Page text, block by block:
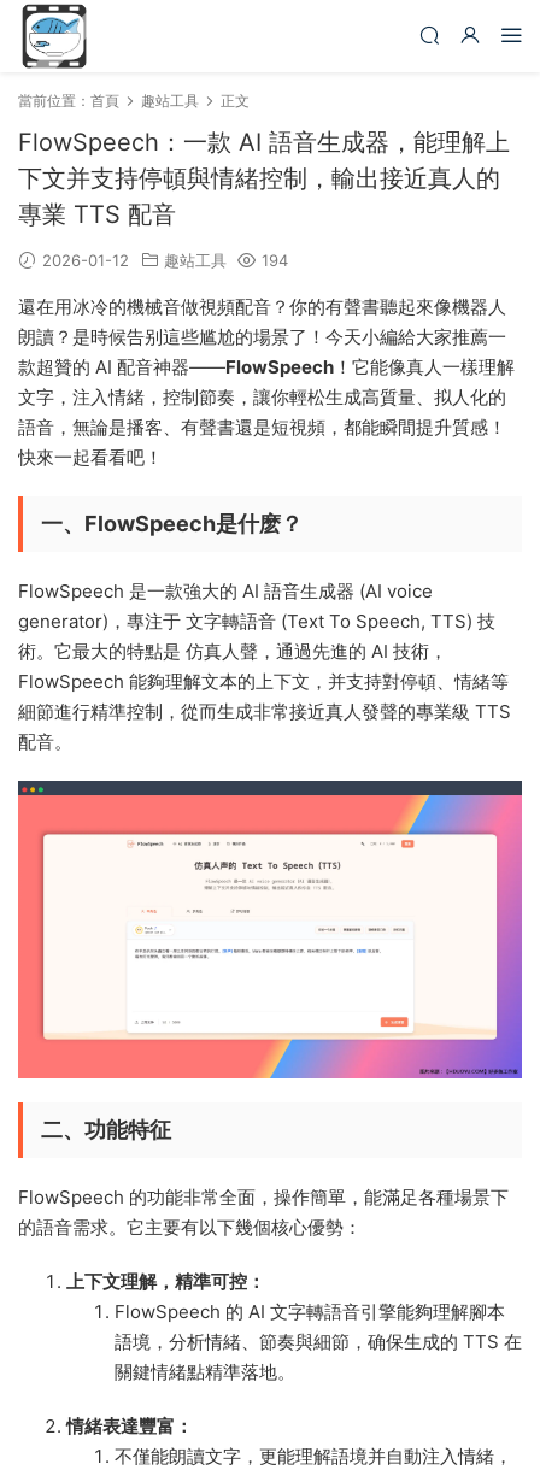
當前位置： 首頁 趣站工具 正文
FlowSpeech：一款 AI 語音生成器，能理解上
下文并支持停頓與情緒控制，輸出接近真人的
專業 TTS 配音
2026-01-12 趣站工具 194
還在用冰冷的機械音做視頻配音？你的有聲書聽起來像機器人
朗讀？是時候告别這些尴尬的場景了！今天小編給大家推薦一
款超贊的 AI 配音神器——FlowSpeech ！它能像真人一樣理解
文字，注入情緒，控制節奏，讓你輕松生成高質量、拟人化的
語音，無論是播客、有聲書還是短視頻，都能瞬間提升質感！
快來一起看看吧！
一、FlowSpeech是什麽？
FlowSpeech 是一款強大的 AI 語音生成器 (AI voice
generator)，專注于 文字轉語音 (Text To Speech, TTS) 技
術。它最大的特點是 仿真人聲，通過先進的 AI 技術，
FlowSpeech 能夠理解文本的上下文，并支持對停頓、情緒等
細節進行精準控制，從而生成非常接近真人發聲的專業級 TTS
配音。
二、功能特征
FlowSpeech 的功能非常全面，操作簡單，能滿足各種場景下
的語音需求。它主要有以下幾個核心優勢：
上下文理解，精準可控：
FlowSpeech 的 AI 文字轉語音引擎能夠理解腳本
語境，分析情緒、節奏與細節，确保生成的 TTS 在
關鍵情緒點精準落地。
情緒表達豐富：
不僅能朗讀文字，更能理解語境并自動注入情緒，